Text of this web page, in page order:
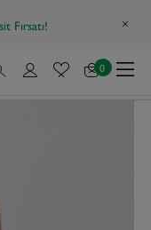
Fırsatı!
0